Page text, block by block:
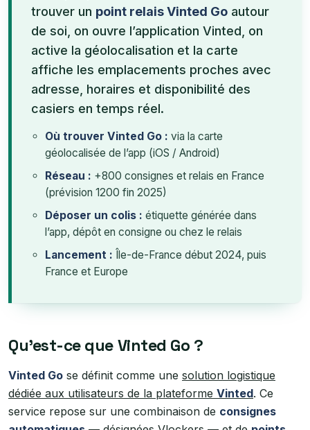
trouver un point relais Vinted Go autour
de soi, on ouvre l’application Vinted, on
active la géolocalisation et la carte
affiche les emplacements proches avec
adresse, horaires et disponibilité des
casiers en temps réel.
Où trouver Vinted Go : via la carte
géolocalisée de l’app (iOS / Android)
Réseau : +800 consignes et relais en France
(prévision 1200 fin 2025)
Déposer un colis : étiquette générée dans
l’app, dépôt en consigne ou chez le relais
Lancement : Île-de-France début 2024, puis
France et Europe
Qu’est-ce que Vinted Go ?
Vinted Go se définit comme une solution logistique
dédiée aux utilisateurs de la plateforme Vinted. Ce
service repose sur une combinaison de consignes